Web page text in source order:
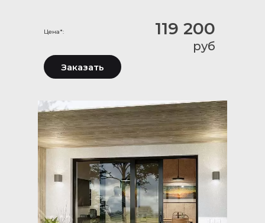
119 200
руб
Цена*:
Заказать